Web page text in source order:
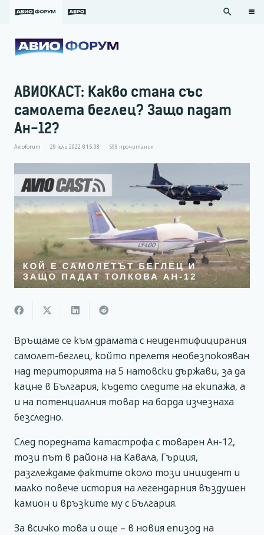
search
АВИОКАСТ: Какво стана със
самолета беглец? Защо падат
Ан-12?
Avioforum 29 юли 2022 в 15:08 598 прочитания
Връщаме се към драмата с неидентифицирания
самолет-беглец, който прелетя необезпокояван
над територията на 5 натовски държави, за да
кацне в България, където следите на екипажа, а
и на потенциалния товар на борда изчезнаха
безследно.
След поредната катастрофа с товарен Ан-12,
този път в района на Кавала, Гърция,
разглеждаме фактите около този инцидент и
малко повече история на легендарния въздушен
камион и връзките му с България.
За всичко това и още – в новия епизод на